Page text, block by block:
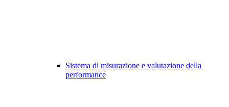
Sistema di misurazione e valutazione della
performance